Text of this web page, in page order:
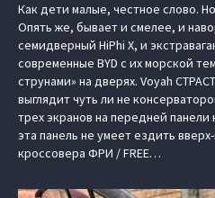
Как дети малые, честное слово.
Опять же, бывает и смелее, и
семидверный HiPhi X, и
современные BYD с их морской
струнами» на дверях. Voyah
выглядит чуть ли не
трех экранов на передней
эта панель не умеет ездить
кроссовера ФРИ / FREE…